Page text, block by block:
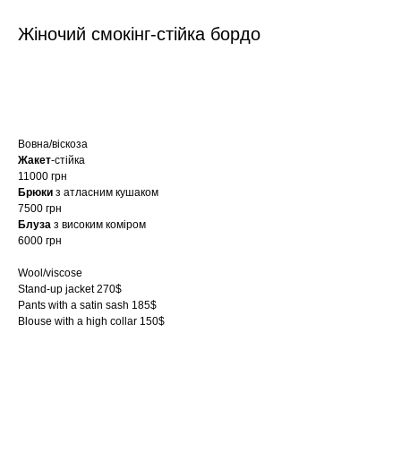
Жіночий смокінг-стійка бордо
Вовна/віскоза
Жакет-стійка
11000 грн
Брюки з атласним кушаком
7500 грн
Блуза з високим коміром
6000 грн
Wool/viscose
Stand-up jacket 270$
Pants with a satin sash 185$
Blouse with a high collar 150$